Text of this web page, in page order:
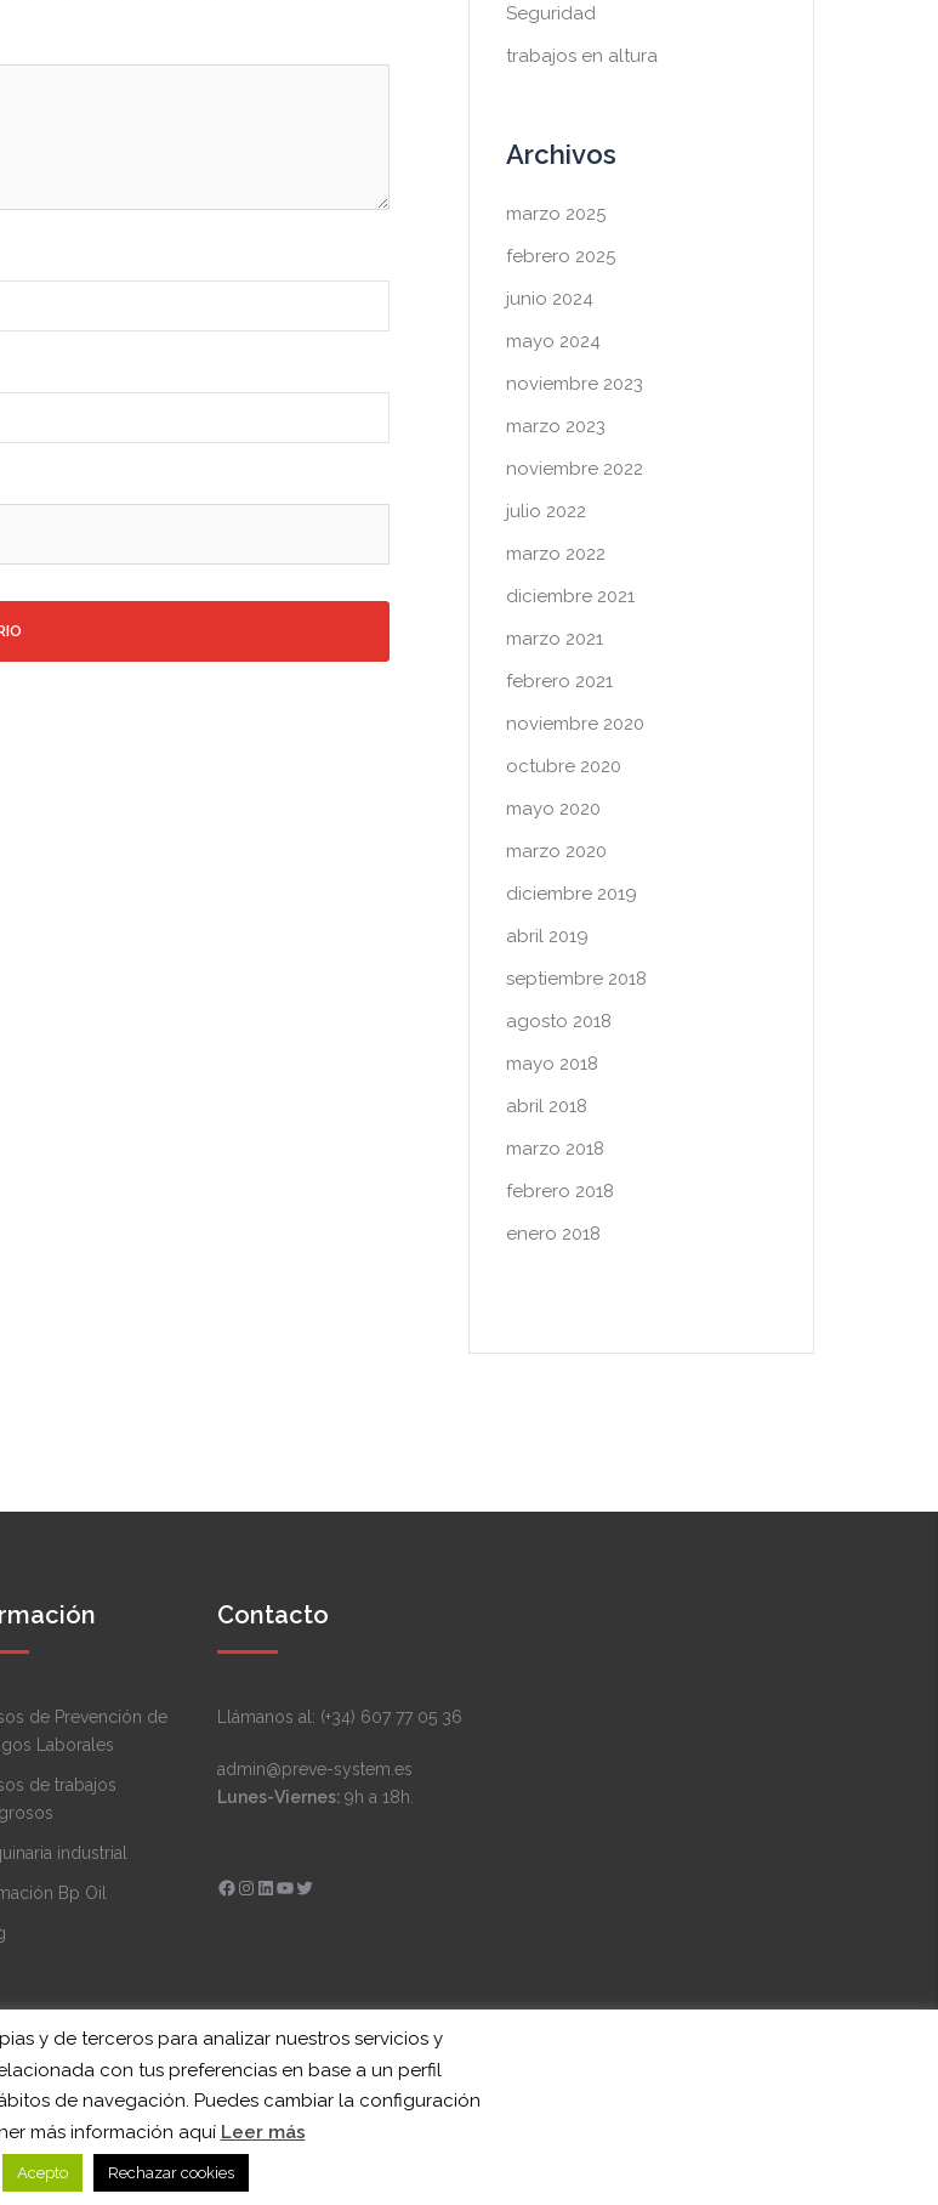
Seguridad
trabajos en altura
Archivos
marzo 2025
febrero 2025
junio 2024
mayo 2024
noviembre 2023
marzo 2023
noviembre 2022
julio 2022
marzo 2022
diciembre 2021
marzo 2021
febrero 2021
noviembre 2020
octubre 2020
mayo 2020
marzo 2020
diciembre 2019
abril 2019
septiembre 2018
agosto 2018
mayo 2018
abril 2018
marzo 2018
febrero 2018
enero 2018
de Prevención de
Laborales
de trabajos
industrial
Bp Oil
Contacto
Llámanos al: (+34) 607 77 05 36
admin@preve-system.es
Lunes-Viernes:9h a 18h.
Facebook Instagram LinkedIn YouTube Twitter
y de terceros para analizar nuestros servicios y
con tus preferencias en base a un perfil
de navegación. Puedes cambiar la configuración
más información aquí Leer más
Acepto Rechazar cookies